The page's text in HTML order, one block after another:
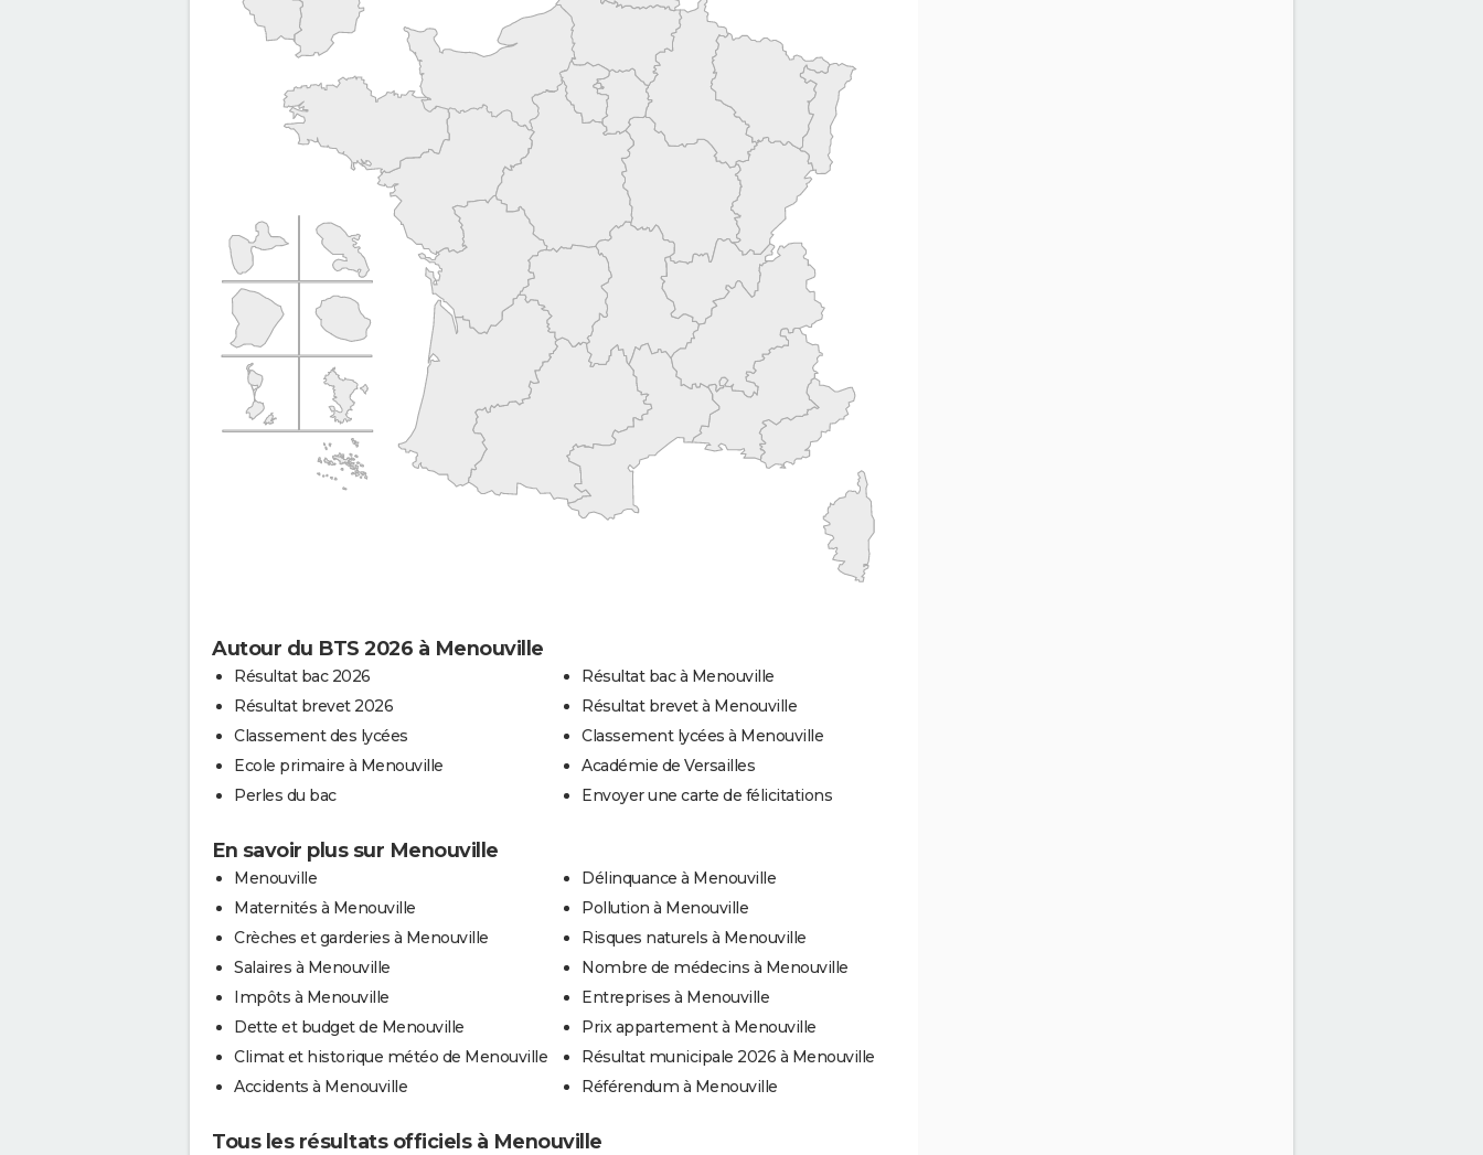
Autour du BTS 2026 à Menouville
Résultat bac 2026
Résultat brevet 2026
Classement des lycées
Ecole primaire à Menouville
Perles du bac
Résultat bac à Menouville
Résultat brevet à Menouville
Classement lycées à Menouville
Académie de Versailles
Envoyer une carte de félicitations
En savoir plus sur Menouville
Menouville
Maternités à Menouville
Crèches et garderies à Menouville
Salaires à Menouville
Impôts à Menouville
Dette et budget de Menouville
Climat et historique météo de Menouville
Accidents à Menouville
Délinquance à Menouville
Pollution à Menouville
Risques naturels à Menouville
Nombre de médecins à Menouville
Entreprises à Menouville
Prix appartement à Menouville
Résultat municipale 2026 à Menouville
Référendum à Menouville
Tous les résultats officiels à Menouville